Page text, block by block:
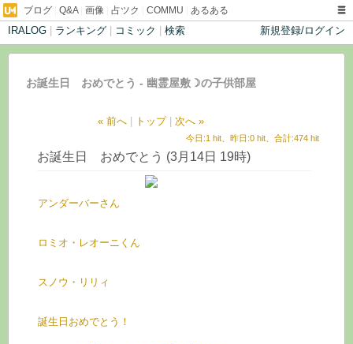
ブログ Q&A| 画像 占ツク COMMU あるある
IRALOG ランキング コミック 検索 新規登録/ログイン
お誕生日 おめでとう - 幽霊屋敷☽の子供部屋
« 前へ トップ 次へ »
今日:1 hit、昨日:0 hit、合計:474 hit
お誕生日 おめでとう (3月14日 19時)
アンダーバーさん
ロミオ・レオーニくん
スノウ・リリィ
誕生日おめでとう！